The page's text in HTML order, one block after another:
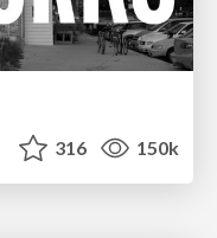
316 150k